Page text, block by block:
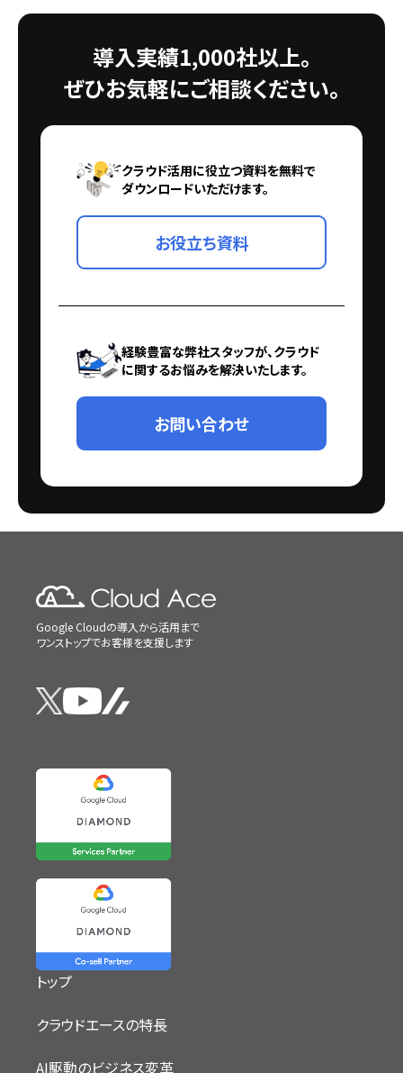
導入実績1,000社以上。
ぜひお気軽にご相談ください。
クラウド活用に役立つ資料を無料で
ダウンロードいただけます。
お役立ち資料
経験豊富な弊社スタッフが、クラウド
に関するお悩みを解決いたします。
お問い合わせ
Google Cloudの導入から活用まで
ワンストップでお客様を支援します
トップ
クラウドエースの特長
AI駆動のビジネス変革